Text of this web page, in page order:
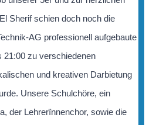
Sherif schien doch noch die
AG professionell aufgebaute
21:00 zu verschiedenen
und kreativen Darbietung
Unsere Schulchöre, ein
der Lehrerïnnenchor, sowie die